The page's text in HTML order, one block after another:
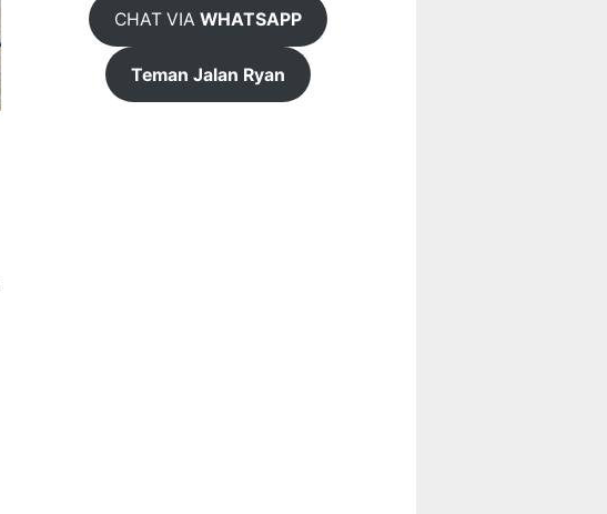
CHAT VIAWHATSAPP
Teman Jalan Ryan